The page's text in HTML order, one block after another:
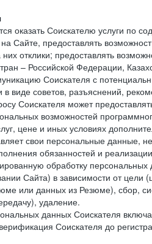
оказать Соискателю услуги по
Сайте, предоставлять
отклики; предоставлять
– Российской Федерации,
Соискателя с
в виде советов, разъяснений,
Соискателя может
возможностей
цене и иных условиях
свои персональные данные,
обязанностей и
обработку
Сайта) в зависимости от
или данных из Резюме), сбор,
удаление.
данных Соискателя
Соискателя до